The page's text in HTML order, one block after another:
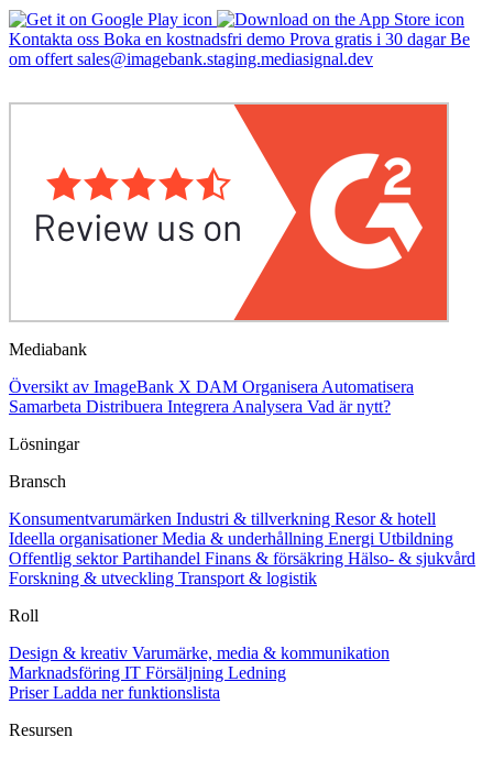
Kontakta oss Boka en kostnadsfri demo Prova gratis i 30 dagarBe
om offertsales@imagebank.staging.mediasignal.dev
Mediabank
Översikt av ImageBank X DAM OrganiseraAutomatisera
Samarbeta Distribuera IntegreraAnalysera Vad är nytt?
Lösningar
Bransch
Konsumentvarumärken Industri & tillverkning Resor & hotell
Ideella organisationerMedia & underhållning Energi Utbildning
Offentlig sektorPartihandel Finans & försäkring Hälso- & sjukvård
Forskning & utveckling Transport & logistik
Roll
Design & kreativ Varumärke, media & kommunikation
Marknadsföring IT Försäljning Ledning
PriserLadda ner funktionslista
Resursen